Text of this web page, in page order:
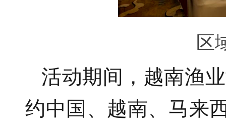
区
活动期间，越南渔
约中国、越南、马来